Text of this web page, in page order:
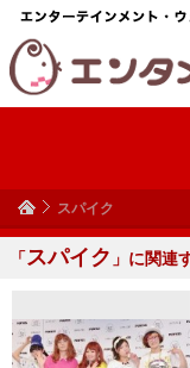
スパイク
「スパイク 」に関連